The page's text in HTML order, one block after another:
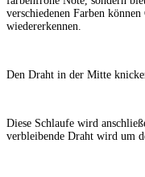
verschiedenen Farben
wiedererkennen.
Den Draht in der Mitte
Diese Schlaufe wird
verbleibende Draht wird um